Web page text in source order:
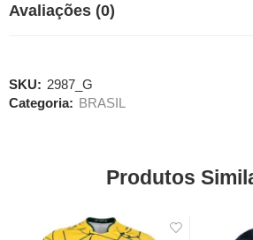
Avaliações (0)
SKU: 2987_G
Categoria: BRASIL
Produtos